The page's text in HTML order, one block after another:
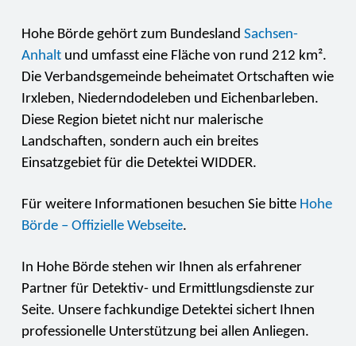
Hohe Börde gehört zum Bundesland Sachsen-
Anhaltund umfasst eine Fläche von rund 212 km².
Die Verbandsgemeinde beheimatet Ortschaften wie
Irxleben, Niederndodeleben und Eichenbarleben.
Diese Region bietet nicht nur malerische
Landschaften, sondern auch ein breites
Einsatzgebiet für die Detektei WIDDER.
Für weitere Informationen besuchen Sie bitte Hohe
Börde – Offizielle Webseite.
In Hohe Börde stehen wir Ihnen als erfahrener
Partner für Detektiv- und Ermittlungsdienste zur
Seite. Unsere fachkundige Detektei sichert Ihnen
professionelle Unterstützung bei allen Anliegen.